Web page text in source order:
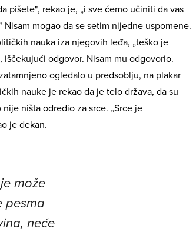
pišete", rekao je, „i sve ćemo učiniti da vas
mogao da se setim nijedne uspomene.
nauka iza njegovih leđa, „teško je
odgovor. Nisam mu odgovorio.
ogledalo u predsoblju, na plakar
nauke je rekao da je telo država, da su
ništa odredio za srce. „Srce je
je dekan.
može
pesma
neće